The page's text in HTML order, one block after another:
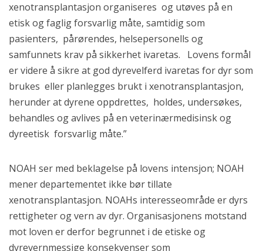
xenotransplantasjon organiseres og utøves på en
etisk og faglig forsvarlig måte, samtidig som
pasienters, pårørendes, helsepersonells og
samfunnets krav på sikkerhet ivaretas. Lovens formål
er videre å sikre at god dyrevelferd ivaretas for dyr som
brukes eller planlegges brukt i xenotransplantasjon,
herunder at dyrene oppdrettes, holdes, undersøkes,
behandles og avlives på en veterinærmedisinsk og
dyreetisk forsvarlig måte.”
NOAH ser med beklagelse på lovens intensjon; NOAH
mener departementet ikke bør tillate
xenotransplantasjon. NOAHs interesseområde er dyrs
rettigheter og vern av dyr. Organisasjonens motstand
mot loven er derfor begrunnet i de etiske og
dyrevernmessige konsekvenser som